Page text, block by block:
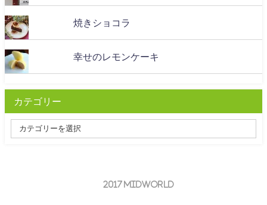
焼きショコラ
幸せのレモンケーキ
カテゴリー
© 2017 midworld